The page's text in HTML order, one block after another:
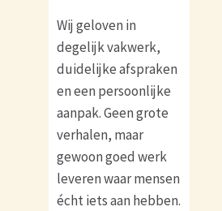
Wij geloven in
degelijk vakwerk,
duidelijke afspraken
en een persoonlijke
aanpak. Geen grote
verhalen, maar
gewoon goed werk
leveren waar mensen
écht iets aan hebben.